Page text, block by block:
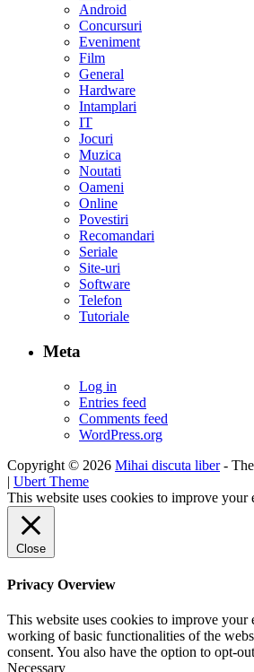
Android
Concursuri
Eveniment
Film
General
Hardware
Intamplari
IT
Jocuri
Muzica
Noutati
Oameni
Online
Povestiri
Recomandari
Seriale
Site-uri
Software
Telefon
Tutoriale
Meta
Log in
Entries feed
Comments feed
WordPress.org
Copyright © 2026 Mihai discuta liber- The
| Ubert Theme
This website uses cookies to improve
Close
Privacy Overview
This website uses cookies to improve your
working of basic functionalities of the
consent. You also have the option to opt-
Necessary